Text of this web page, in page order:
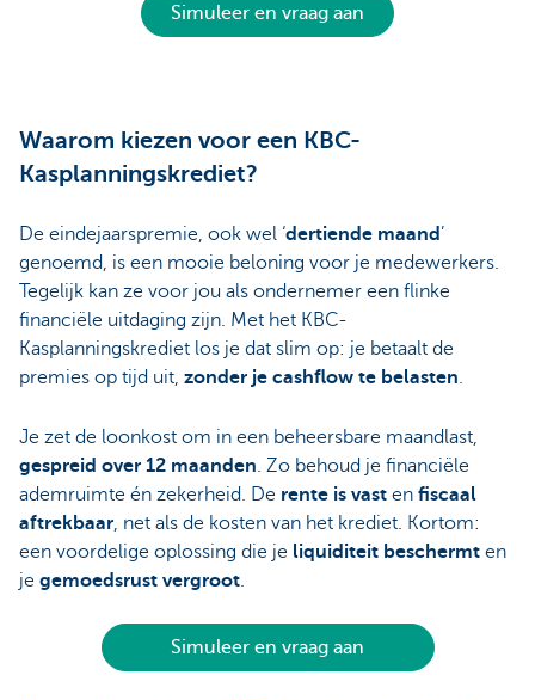
Simuleer en vraag aan
Waarom kiezen voor een KBC-
Kasplanningskrediet?
De eindejaarspremie, ook wel ‘dertiende maand ’
genoemd, is een mooie beloning voor je medewerkers.
Tegelijk kan ze voor jou als ondernemer een flinke
financiële uitdaging zijn. Met het KBC-
Kasplanningskrediet los je dat slim op: je betaalt de
premies op tijd uit, zonder je cashflow te belasten.
Je zet de loonkost om in een beheersbare maandlast,
gespreid over 12 maanden. Zo behoud je financiële
ademruimte én zekerheid. De rente is vast en fiscaal
aftrekbaar, net als de kosten van het krediet. Kortom:
een voordelige oplossing die je liquiditeit beschermt en
je gemoedsrust vergroot.
Simuleer en vraag aan